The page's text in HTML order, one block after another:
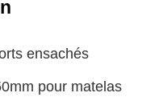
ensachés
pour matelas